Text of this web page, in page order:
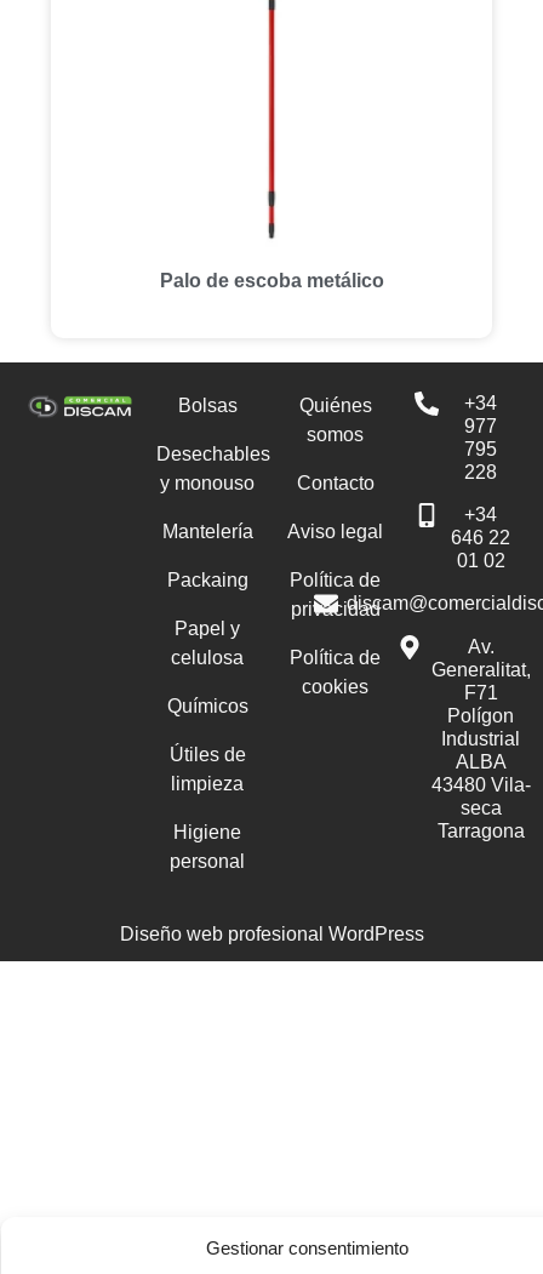
Gestionar consentimiento
Palo de escoba metálico
Bolsas
Desechables
y monouso
Mantelería
Packaing
Papel y
celulosa
Químicos
Útiles de
limpieza
Higiene
personal
Quiénes
somos
Contacto
Aviso legal
Política de
privacidad
Política de
cookies
+34
977
795
228
+34
646 22
01 02
Av.
Generalitat,
F71
Polígon
Industrial
ALBA
43480 Vila-
seca
Tarragona
Diseño web profesional WordPress